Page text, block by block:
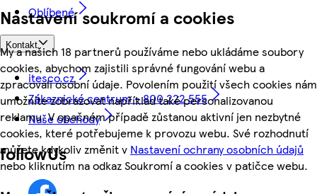
Nastavení soukromí a cookies
My a našich 18 partnerů používáme nebo ukládáme soubory
cookies, abychom zajistili správné fungování webu a
zpracovali osobní údaje. Povolením použití všech cookies nám
umožníte zobrazovat například také personalizovanou
reklamu. V opačném případě zůstanou aktivní jen nezbytné
cookies, které potřebujeme k provozu webu. Své rozhodnutí
můžete kdykoliv změnit v Nastavení ochrany osobních údajů
nebo kliknutím na odkaz Soukromí a cookies v patičce webu.
Oblíbené
Kontakt
itesco.cz
Zákaznické centrum - 800 222 555
Naše obchody
followUs